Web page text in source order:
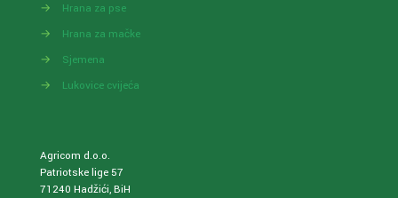
→
Hrana za pse
→
Hrana za mačke
→
Sjemena
→
Lukovice cvijeća
Agricom d.o.o.
Patriotske lige 57
71240 Hadžići, BiH